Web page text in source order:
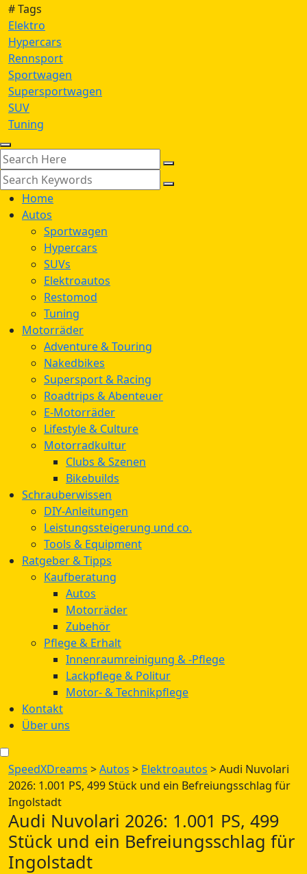
# Tags
Elektro
Hypercars
Rennsport
Sportwagen
Supersportwagen
SUV
Tuning
Home
Autos
Sportwagen
Hypercars
SUVs
Elektroautos
Restomod
Tuning
Motorräder
Adventure & Touring
Nakedbikes
Supersport & Racing
Roadtrips & Abenteuer
E-Motorräder
Lifestyle & Culture
Motorradkultur
Clubs & Szenen
Bikebuilds
Schrauberwissen
DIY-Anleitungen
Leistungssteigerung und co.
Tools & Equipment
Ratgeber & Tipps
Kaufberatung
Autos
Motorräder
Zubehör
Pflege & Erhalt
Innenraumreinigung & -Pflege
Lackpflege & Politur
Motor- & Technikpflege
Kontakt
Über uns
SpeedXDreams >Autos > Elektroautos >Audi Nuvolari
2026: 1.001 PS, 499 Stück und ein Befreiungsschlag für
Ingolstadt
Audi Nuvolari 2026: 1.001 PS, 499
Stück und ein Befreiungsschlag für
Ingolstadt